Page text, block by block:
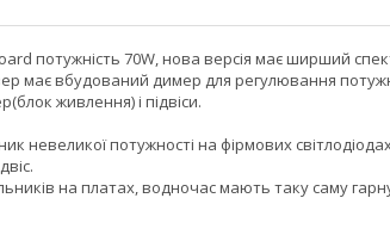
потужність 70W, нова версія має ширший
має вбудований димер для регулювання
живлення) і підвіси.
невеликої потужності на фірмових
на платах, водночас мають таку саму